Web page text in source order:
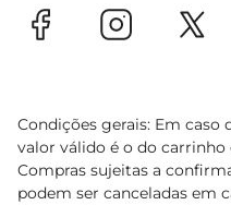
Condições gerais: Em caso
valor válido é o do
Compras sujeitas a
podem ser canceladas em